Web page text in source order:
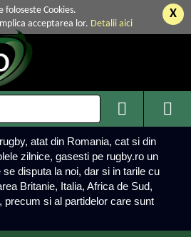
X
foloseste Cookies.
acceptarea lor. Detalii aici
 
atat din Romania, cat si din
zilnice, gasesti pe rugby.ro un
disputa la noi, dar si in tarile cu
Britanie, Italia, Africa de Sud,
precum si al partidelor care sunt